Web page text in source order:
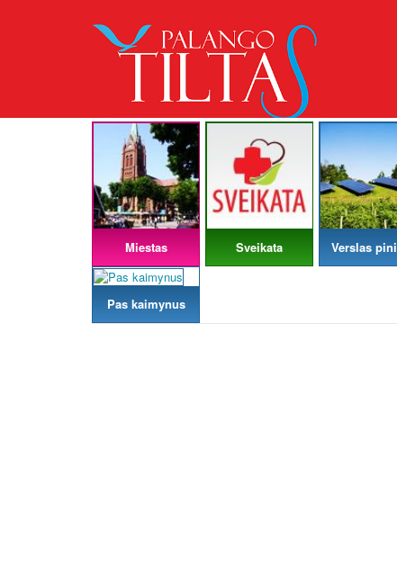
Miestas Sveikata Verslas
Pas kaimynus